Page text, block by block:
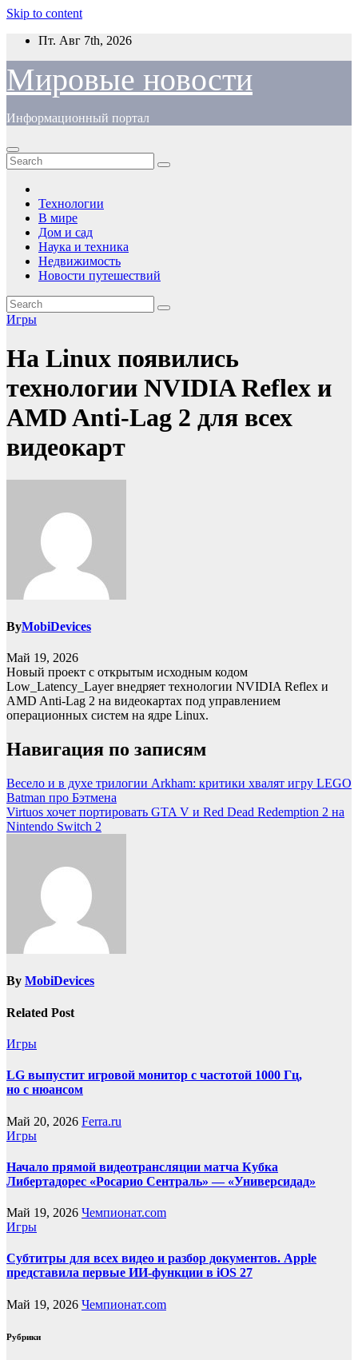
Skip to content
Пт. Авг 7th, 2026
Мировые новости
Информационный портал
Технологии
В мире
Дом и сад
Наука и техника
Недвижимость
Новости путешествий
Игры
На Linux появились
технологии NVIDIA Reflex и
AMD Anti-Lag 2 для всех
видеокарт
ByMobiDevices
Май 19, 2026
Новый проект с открытым исходным кодом
Low_Latency_Layer внедряет технологии NVIDIA Reflex и
AMD Anti-Lag 2 на видеокартах под управлением
операционных систем на ядре Linux.
Навигация по записям
Весело и в духе трилогии Arkham: критики хвалят игру LEGO
Batman про Бэтмена
Virtuos хочет портировать GTA V и Red Dead Redemption 2 на
Nintendo Switch 2
By MobiDevices
Related Post
Игры
LG выпустит игровой монитор с частотой 1000 Гц,
но с нюансом
Май 20, 2026 Ferra.ru
Игры
Начало прямой видеотрансляции матча Кубка
Либертадорес «Росарио Сентраль» — «Универсидад»
Май 19, 2026 Чемпионат.com
Игры
Субтитры для всех видео и разбор документов. Apple
представила первые ИИ-функции в iOS 27
Май 19, 2026 Чемпионат.com
Рубрики